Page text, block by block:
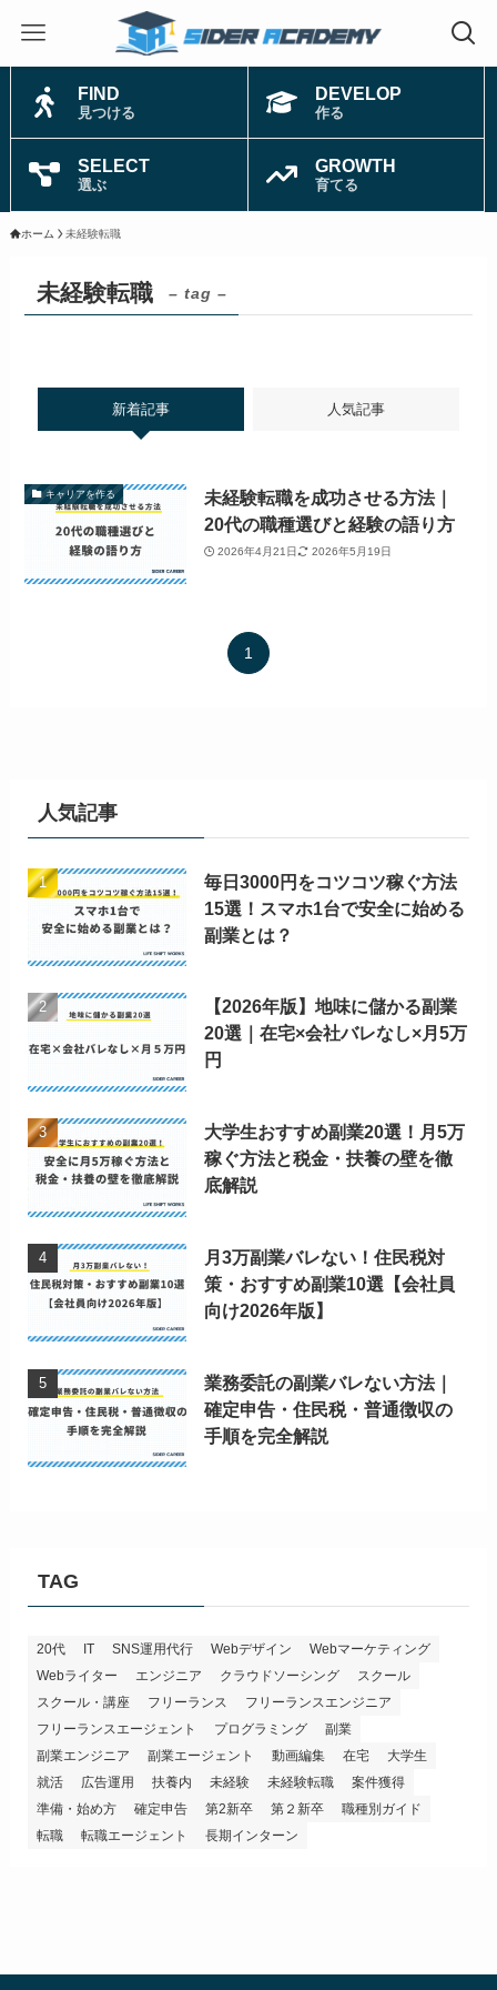
FIND
見つける
DEVELOP
作る
SELECT
選ぶ
GROWTH
育てる
ホーム 未経験転職
未経験転職 – tag –
新着記事 人気記事
キャリアを作る
未経験転職を成功させる方法｜
20代の職種選びと経験の語り方
2026年4月21日 2026年5月19日
1
人気記事
毎日3000円をコツコツ稼ぐ方法
15選！スマホ1台で安全に始める
副業とは？
【2026年版】地味に儲かる副業
20選｜在宅×会社バレなし×月5万
円
大学生おすすめ副業20選！月5万
稼ぐ方法と税金・扶養の壁を徹
底解説
月3万副業バレない！住民税対
策・おすすめ副業10選【会社員
向け2026年版】
業務委託の副業バレない方法｜
確定申告・住民税・普通徴収の
手順を完全解説
TAG
20代 IT SNS運用代行 Webデザイン
Webマーケティング
Webライター
エンジニア クラウドソーシング
スクール
スクール・講座
フリーランス
フリーランスエンジニア
フリーランスエージェント
プログラミング
副業
副業エンジニア
副業エージェント 動画編集 在宅
大学生
就活
広告運用 扶養内 未経験 未経験転職
案件獲得
準備・始め方
確定申告 第2新卒 第２新卒
職種別ガイド
転職
転職エージェント 長期インターン